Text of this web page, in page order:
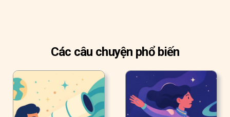
Các câu chuyện phổ biến